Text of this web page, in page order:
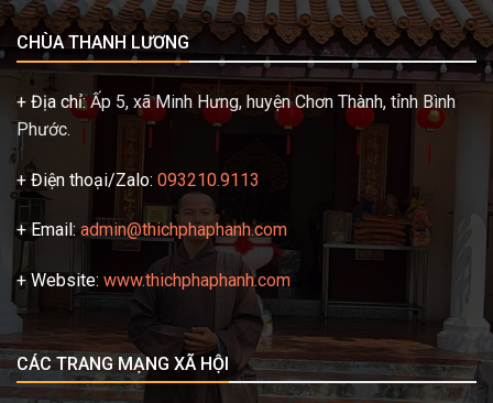
CHÙA THANH LƯƠNG
+ Địa chỉ:Ấp 5, xã Minh Hưng, huyện Chơn Thành, tỉnh Bình
Phước.
+ Điện thoại/Zalo: 093210.9113
+ Email:admin@thichphaphanh.com
+ Website: www.thichphaphanh.com
CÁC TRANG MẠNG XÃ HỘI